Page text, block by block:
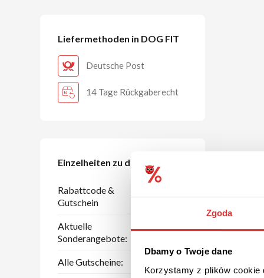
Zgoda
Dbamy o Twoje dane
Korzystamy z plików cookie
Liefermethoden in DOG FIT
Deutsche Post
14 Tage Rückgaberecht
Einzelheiten zu den Rabatten
Rabattcode &
Gutschein
Aktuelle
Sonderangebote:
Alle Gutscheine: